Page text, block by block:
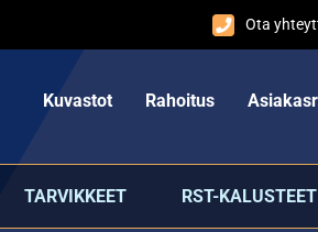
Ota
Kuvastot Rahoitus
TARVIKKEET RST-KALUSTEET